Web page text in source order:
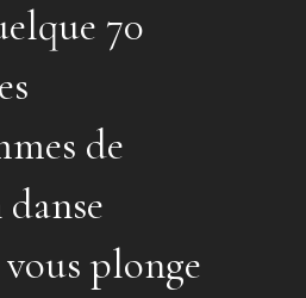
70
de
plonge